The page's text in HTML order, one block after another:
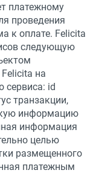
платежному
проведения
к оплате. Felicita
следующую
на
сервиса: id
транзакции,
информацию
информация
целью
размещенного
платежным